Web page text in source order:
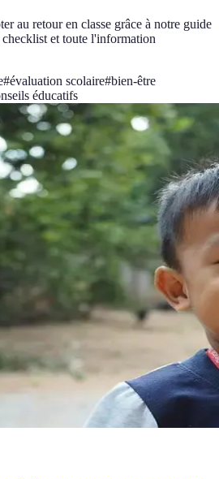
au retour en classe grâce à notre guide
et toute l'information
#évaluation scolaire#bien-être
éducatifs